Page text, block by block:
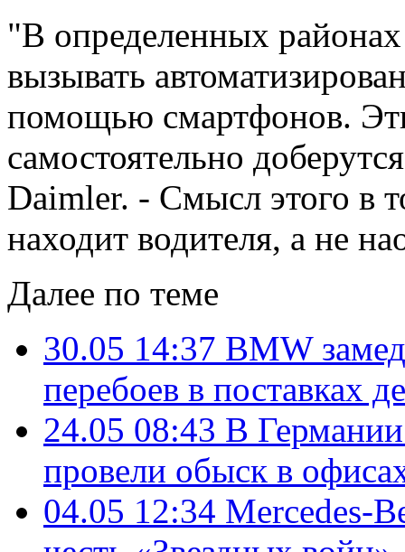
"В определенных
вызывать
помощью смартфонов.
самостоятельно
Daimler. - Смысл этого в
находит водителя, а не
Далее по теме
30.05 14:37 BMW
перебоев в поставках
24.05 08:43 В
провели обыск в
04.05 12:34 Mercedes-